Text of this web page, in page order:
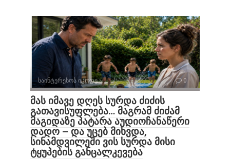
საინტერესოა იცოდე 0
მას იმავე დღეს სურდა ძიძის
გათავისუფლება… მაგრამ ძიძამ
მაგიდაზე პატარა აუდიოჩანაწერი
დადო – და უცებ მიხვდა,
სინამდვილეში ვის სურდა მისი
ტყუპების განცალკევება